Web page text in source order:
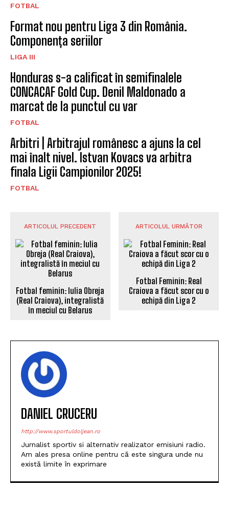
FOTBAL
Format nou pentru Liga 3 din România.
Componența seriilor
LIGA III
Honduras s-a calificat în semifinalele
CONCACAF Gold Cup. Denil Maldonado a
marcat de la punctul cu var
FOTBAL
Arbitri | Arbitrajul românesc a ajuns la cel
mai înalt nivel. Istvan Kovacs va arbitra
finala Ligii Campionilor 2025!
FOTBAL
ARTICOLUL PRECEDENT
Fotbal feminin: Iulia Obreja
(Real Craiova), integralistă
în meciul cu Belarus
ARTICOLUL URMĂTOR
Fotbal Feminin: Real
Craiova a făcut scor cu o
echipă din Liga 2
DANIEL CRUCERU
http://www.sportuldoljean.ro
Jurnalist sportiv si alternativ realizator emisiuni radio.
Am ales presa online pentru că este singura unde nu
există limite în exprimare